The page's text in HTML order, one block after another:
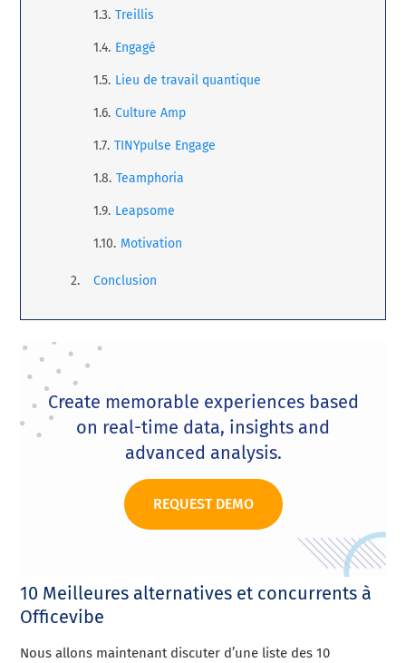
Treillis
Engagé
Lieu de travail quantique
Culture Amp
TINYpulse Engage
Teamphoria
Leapsome
Motivation
Conclusion
Create memorable experiences based
on real-time data, insights and
advanced analysis.
REQUEST DEMO
10 Meilleures alternatives et concurrents à
Officevibe
Nous allons maintenant discuter d’une liste des 10